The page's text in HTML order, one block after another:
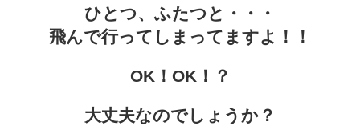
ひとつ、ふたつと・・・
飛んで行ってしまってますよ！！
OK！OK！？
大丈夫なのでしょうか？